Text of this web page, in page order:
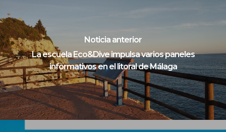
Noticia anterior
La escuela Eco&Dive impulsa varios paneles
informativos en el litoral de Málaga